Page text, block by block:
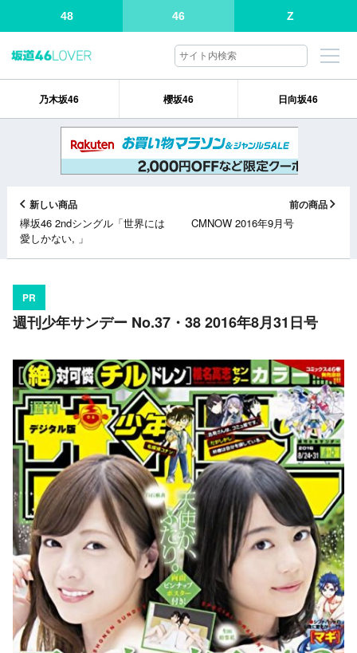
48 46 Z
乃木坂46 櫻坂46 日向坂46
新しい商品
欅坂46 2ndシングル「世界には
愛しかない, 」
前の商品
CMNOW 2016年9月号
PR
週刊少年サンデー No.37・38 2016年8月31日号